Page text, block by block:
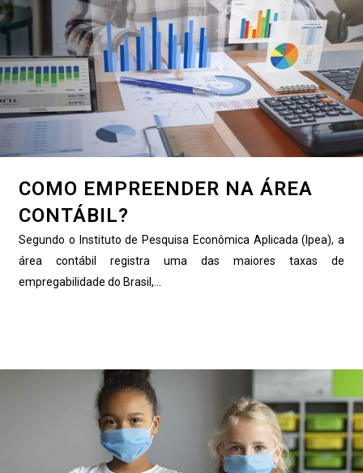
COMO EMPREENDER NA ÁREA
CONTÁBIL?
Segundo o Instituto de Pesquisa Econômica Aplicada (Ipea), a
área contábil registra uma das maiores taxas de
empregabilidade do Brasil,...